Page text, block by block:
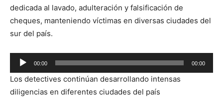
dedicada al lavado, adulteración y falsificación de
cheques, manteniendo víctimas en diversas ciudades del
sur del país.
Reproductor
de
audio
00:00 00:00
Los detectives continúan desarrollando intensas
diligencias en diferentes ciudades del país